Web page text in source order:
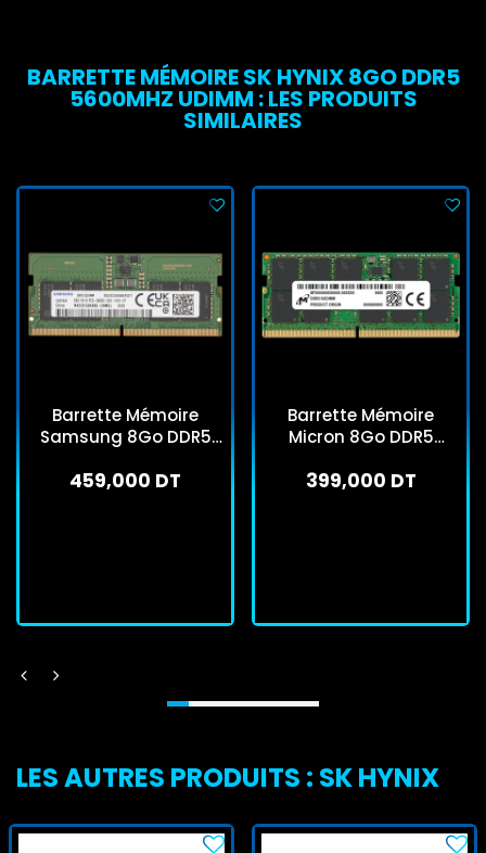
BARRETTE MÉMOIRE SK HYNIX 8GO DDR5
5600MHZ UDIMM : LES PRODUITS
SIMILAIRES
Barrette Mémoire
Samsung 8Go DDR5
459,000 DT
Barrette Mémoire
Micron 8Go DDR5
399,000 DT
LES AUTRES PRODUITS : SK HYNIX